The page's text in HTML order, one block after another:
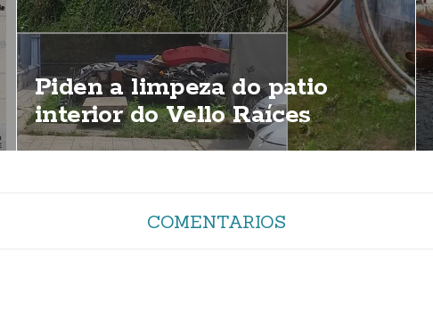
Piden a limpeza do patio
interior do Vello Raíces
COMENTARIOS